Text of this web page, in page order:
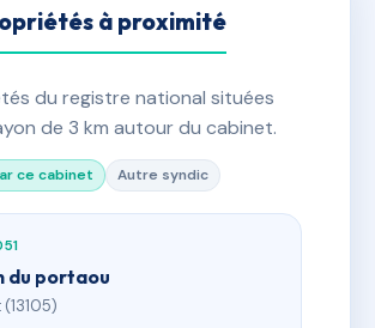
à proximité
du registre national situées
de 3 km autour du cabinet.
ce cabinet Autre syndic
du portaou